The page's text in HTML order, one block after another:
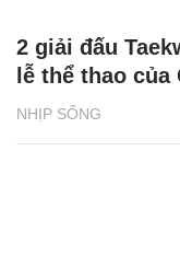
NHỊP SỐNG
2 giải đấu
lễ thể thao của